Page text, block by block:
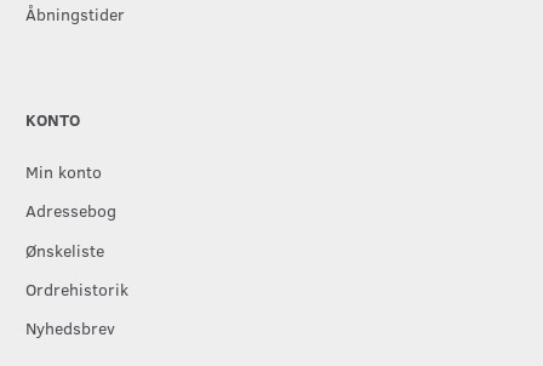
Åbningstider
KONTO
Min konto
Adressebog
Ønskeliste
Ordrehistorik
Nyhedsbrev